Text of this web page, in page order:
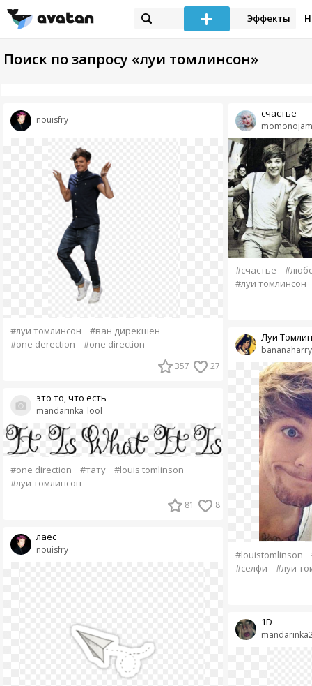
Эффекты
Поиск по запросу «луи томлинсон»
nouisfry
#луи томлинсон
#ван дирекшен
#one derection
#one direction
357 27
mandarinka_lool
это то, что есть
#one direction #тату
#louis tomlinson
#луи томлинсон
81 8
nouisfry
лаес
счастье
#счастье
#луи томлинсон
bananaharry
Луи
#louistomlinson
#селфи
#луи
1D